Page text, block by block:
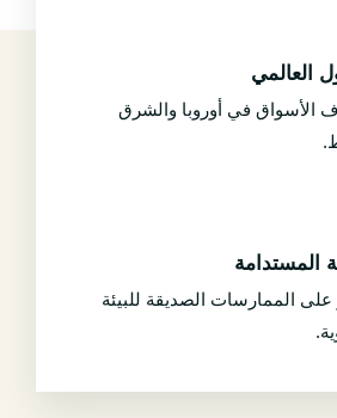
العالمي
الأسواق في أوروبا والشرق
المستدامة
على الممارسات الصديقة للبيئة